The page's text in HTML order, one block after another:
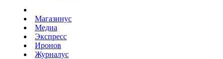
Магазинус
Медиа
Экспресс
Иронов
Журналус